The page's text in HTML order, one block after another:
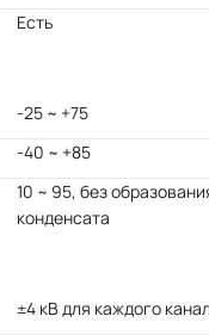
Есть
-25 ~ +75
-40 ~ +85
10 ~ 95, без
конденсата
±4 кВ для каждого